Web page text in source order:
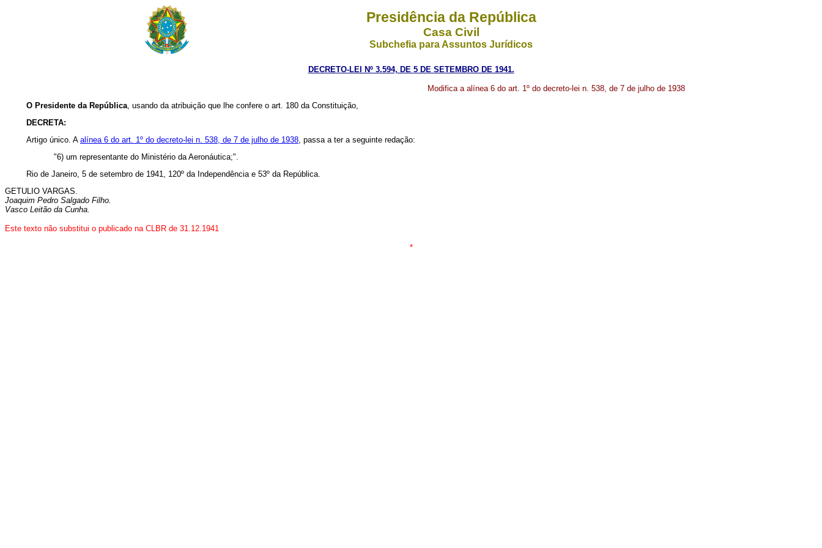
Presidência da República
Casa Civil
Subchefia para Assuntos Jurídicos
DECRETO-LEI Nº 3.594, DE 5 DE SETEMBRO DE 1941.
Modifica a alínea 6 do art. 1º do decreto-lei n. 538, de 7 de julho de 1938
O Presidente da República, usando da atribuição que lhe confere o art. 180 da Constituição,
DECRETA:
Artigo único. A alínea 6 do art. 1º do decreto-lei n. 538, de 7 de julho de 1938, passa a ter a seguinte redação:
"6) um representante do Ministério da Aeronáutica;".
Rio de Janeiro, 5 de setembro de 1941, 120º da Independência e 53º da República.
GETULIO VARGAS.
Joaquim Pedro Salgado Filho.
Vasco Leitão da Cunha.
Este texto não substitui o publicado na CLBR de 31.12.1941
*